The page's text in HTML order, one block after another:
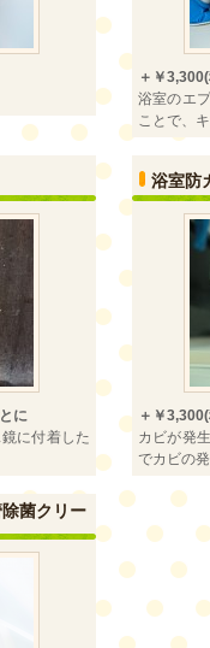
＋￥
浴室のエ
ことで、
に
に付着した
浴室防
＋￥
カビが発
でカビの
菌クリー